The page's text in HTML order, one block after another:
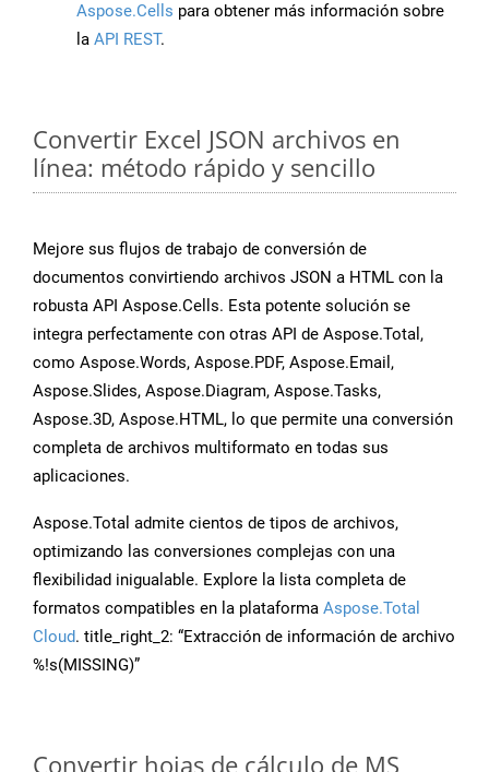
Aspose.Cells para obtener más información sobre
la API REST.
Convertir Excel JSON archivos en
línea: método rápido y sencillo
Mejore sus flujos de trabajo de conversión de
documentos convirtiendo archivos JSON a HTML con la
robusta API Aspose.Cells. Esta potente solución se
integra perfectamente con otras API de Aspose.Total,
como Aspose.Words, Aspose.PDF, Aspose.Email,
Aspose.Slides, Aspose.Diagram, Aspose.Tasks,
Aspose.3D, Aspose.HTML, lo que permite una conversión
completa de archivos multiformato en todas sus
aplicaciones.
Aspose.Total admite cientos de tipos de archivos,
optimizando las conversiones complejas con una
flexibilidad inigualable. Explore la lista completa de
formatos compatibles en la plataforma Aspose.Total
Cloud. title_right_2: “Extracción de información de archivo
%!s(MISSING)”
Convertir hojas de cálculo de MS